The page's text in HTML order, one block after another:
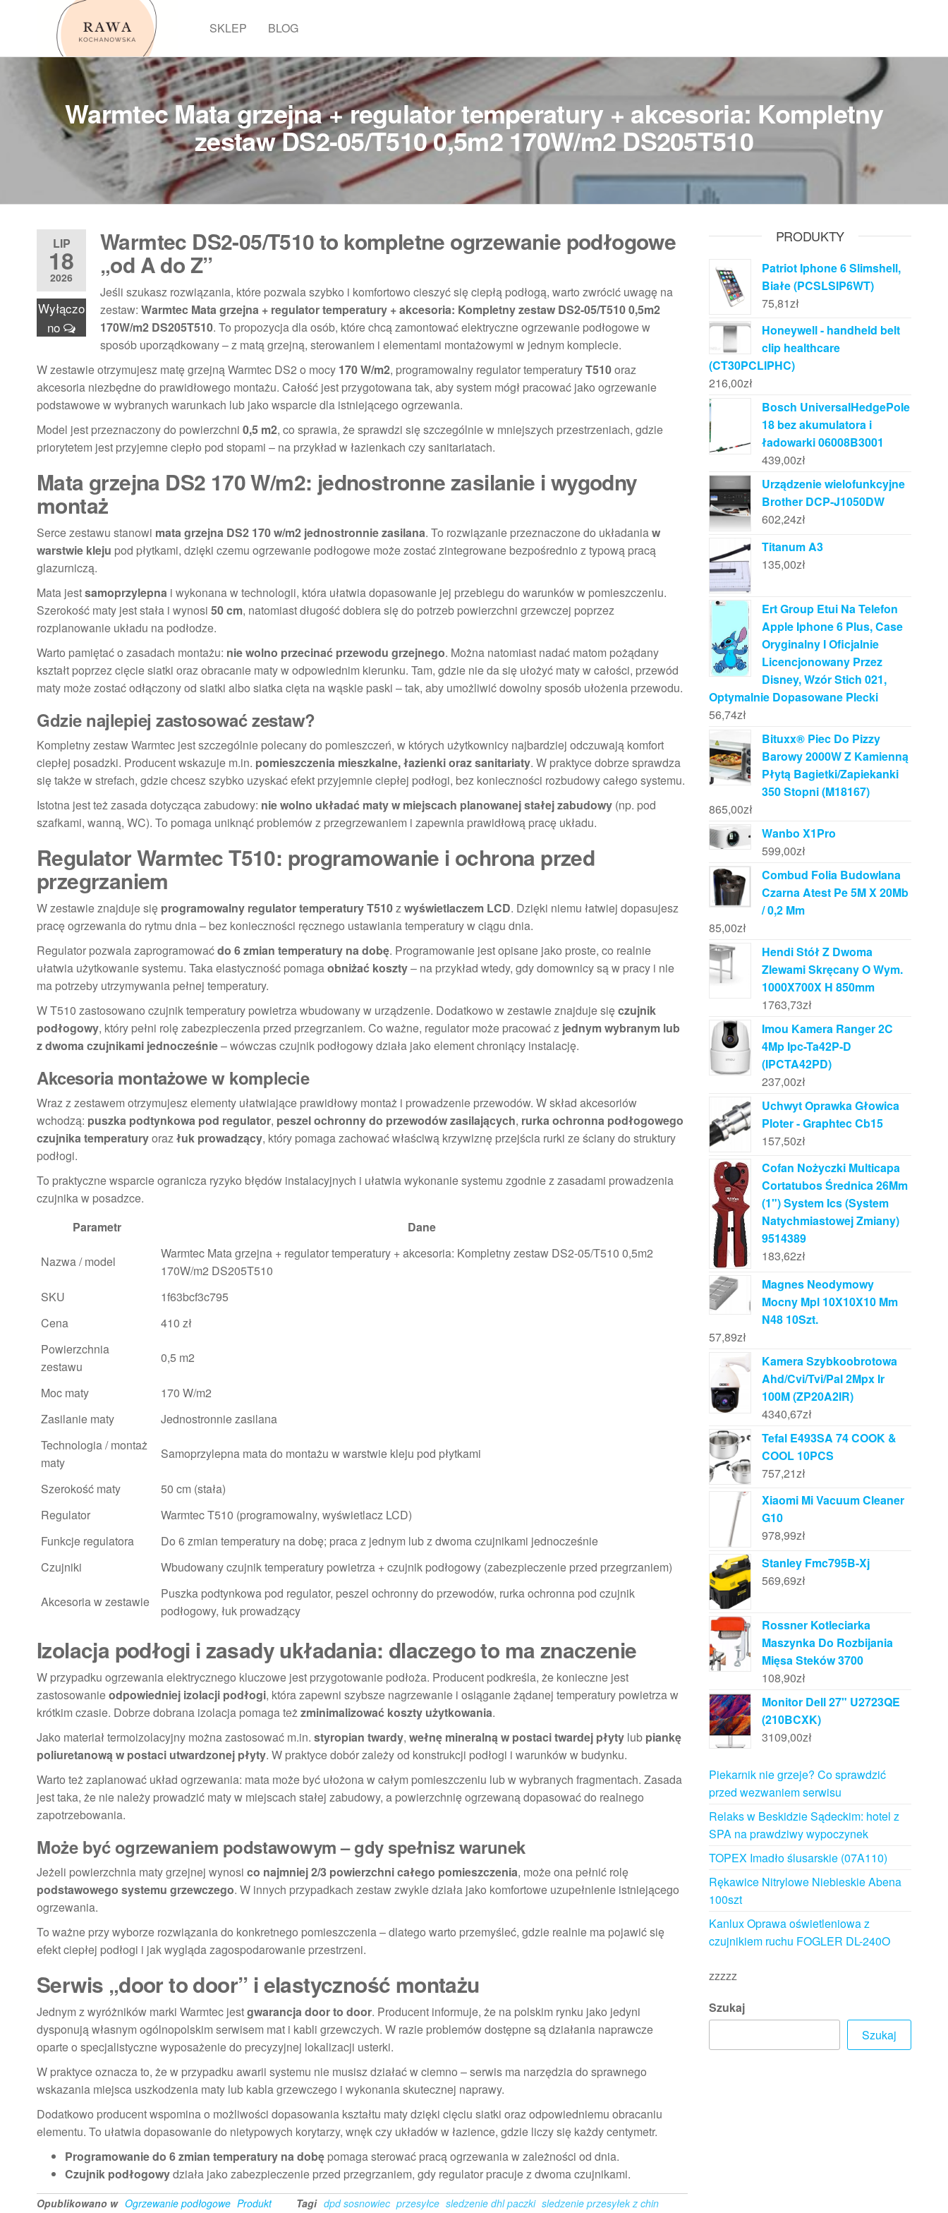
SKLEP BLOG
Warmtec Mata grzejna + regulator temperatury + akcesoria: Kompletny
zestaw DS2-05/T510 0,5m2 170W/m2 DS205T510
LIP
18
2026
Wyłączo
no
Warmtec DS2-05/T510 to kompletne ogrzewanie podłogowe
„od A do Z”
Jeśli szukasz rozwiązania, które pozwala szybko i komfortowo cieszyć się ciepłą podłogą, warto zwrócić uwagę na
zestaw: Warmtec Mata grzejna + regulator temperatury + akcesoria: Kompletny zestaw DS2-05/T510 0,5m2
170W/m2 DS205T510. To propozycja dla osób, które chcą zamontować elektryczne ogrzewanie podłogowe w
sposób uporządkowany – z matą grzejną, sterowaniem i elementami montażowymi w jednym komplecie.
W zestawie otrzymujesz matę grzejną Warmtec DS2 o mocy 170 W/m2, programowalny regulator temperaturyT510oraz
akcesoria niezbędne do prawidłowego montażu. Całość jest przygotowana tak, aby system mógł pracować jako ogrzewanie
podstawowe w wybranych warunkach lub jako wsparcie dla istniejącego ogrzewania.
Model jest przeznaczony do powierzchni 0,5 m2, co sprawia, że sprawdzi się szczególnie w mniejszych przestrzeniach, gdzie
priorytetem jest przyjemne ciepło pod stopami – na przykład w łazienkach czy sanitariatach.
Mata grzejna DS2 170 W/m2: jednostronne zasilanie i wygodny
montaż
Serce zestawu stanowi mata grzejna DS2 170 w/m2 jednostronnie zasilana. To rozwiązanie przeznaczone do układaniaw
warstwie kleju pod płytkami, dzięki czemu ogrzewanie podłogowe może zostać zintegrowane bezpośrednio z typową pracą
glazurniczą.
Mata jestsamoprzylepna i wykonana w technologii, która ułatwia dopasowanie jej przebiegu do warunków w pomieszczeniu.
Szerokość maty jest stała i wynosi 50 cm, natomiast długość dobiera się do potrzeb powierzchni grzewczej poprzez
rozplanowanie układu na podłodze.
Warto pamiętać o zasadach montażu: nie wolno przecinać przewodu grzejnego. Można natomiast nadać matom pożądany
kształt poprzez cięcie siatki oraz obracanie maty w odpowiednim kierunku. Tam, gdzie nie da się ułożyć maty w całości, przewód
maty może zostać odłączony od siatki albo siatka cięta na wąskie paski – tak, aby umożliwić dowolny sposób ułożenia przewodu.
Gdzie najlepiej zastosować zestaw?
Kompletny zestaw Warmtec jest szczególnie polecany do pomieszczeń, w których użytkownicy najbardziej odczuwają komfort
ciepłej posadzki. Producent wskazuje m.in. pomieszczenia mieszkalne, łazienki oraz sanitariaty. W praktyce dobrze sprawdza
się także w strefach, gdzie chcesz szybko uzyskać efekt przyjemnie ciepłej podłogi, bez konieczności rozbudowy całego systemu.
Istotna jest też zasada dotycząca zabudowy: nie wolno układać maty w miejscach planowanej stałej zabudowy (np. pod
szafkami, wanną, WC). To pomaga uniknąć problemów z przegrzewaniem i zapewnia prawidłową pracę układu.
Regulator Warmtec T510: programowanie i ochrona przed
przegrzaniem
W zestawie znajduje się programowalny regulator temperatury T510zwyświetlaczem LCD. Dzięki niemu łatwiej dopasujesz
pracę ogrzewania do rytmu dnia – bez konieczności ręcznego ustawiania temperatury w ciągu dnia.
Regulator pozwala zaprogramowaćdo 6 zmian temperatury na dobę. Programowanie jest opisane jako proste, co realnie
ułatwia użytkowanie systemu. Taka elastyczność pomagaobniżać koszty– na przykład wtedy, gdy domownicy są w pracy i nie
ma potrzeby utrzymywania pełnej temperatury.
W T510 zastosowano czujnik temperatury powietrza wbudowany w urządzenie. Dodatkowo w zestawie znajduje sięczujnik
podłogowy, który pełni rolę zabezpieczenia przed przegrzaniem. Co ważne, regulator może pracować z jednym wybranym lub
z dwoma czujnikami jednocześnie– wówczas czujnik podłogowy działa jako element chroniący instalację.
Akcesoria montażowe w komplecie
Wraz z zestawem otrzymujesz elementy ułatwiające prawidłowy montaż i prowadzenie przewodów. W skład akcesoriów
wchodzą: puszka podtynkowa pod regulator, peszel ochronny do przewodów zasilających, rurka ochronna podłogowego
czujnika temperaturyorazłuk prowadzący, który pomaga zachować właściwą krzywiznę przejścia rurki ze ściany do struktury
podłogi.
To praktyczne wsparcie ogranicza ryzyko błędów instalacyjnych i ułatwia wykonanie systemu zgodnie z zasadami prowadzenia
czujnika w posadzce.
Parametr
Dane
Nazwa / model
Warmtec Mata grzejna + regulator temperatury + akcesoria: Kompletny zestaw DS2-05/T510 0,5m2
170W/m2 DS205T510
SKU
1f63bcf3c795
Cena
410 zł
Powierzchnia
zestawu
0,5 m2
Moc maty
170 W/m2
Zasilanie maty
Jednostronnie zasilana
Technologia / montaż
maty
Samoprzylepna mata do montażu w warstwie kleju pod płytkami
Szerokość maty
50 cm (stała)
Regulator
Warmtec T510 (programowalny, wyświetlacz LCD)
Funkcje regulatora
Do 6 zmian temperatury na dobę; praca z jednym lub z dwoma czujnikami jednocześnie
Czujniki
Wbudowany czujnik temperatury powietrza + czujnik podłogowy (zabezpieczenie przed przegrzaniem)
Akcesoria w zestawie
Puszka podtynkowa pod regulator, peszel ochronny do przewodów, rurka ochronna pod czujnik
podłogowy, łuk prowadzący
Izolacja podłogi i zasady układania: dlaczego to ma znaczenie
W przypadku ogrzewania elektrycznego kluczowe jest przygotowanie podłoża. Producent podkreśla, że konieczne jest
zastosowanieodpowiedniej izolacji podłogi, która zapewni szybsze nagrzewanie i osiąganie żądanej temperatury powietrza w
krótkim czasie. Dobrze dobrana izolacja pomaga teżzminimalizować koszty użytkowania.
Jako materiał termoizolacyjny można zastosować m.in. styropian twardy, wełnę mineralną w postaci twardej płyty lub piankę
poliuretanową w postaci utwardzonej płyty. W praktyce dobór zależy od konstrukcji podłogi i warunków w budynku.
Warto też zaplanować układ ogrzewania: mata może być ułożona w całym pomieszczeniu lub w wybranych fragmentach. Zasada
jest taka, że nie należy prowadzić maty w miejscach stałej zabudowy, a powierzchnię ogrzewaną dopasować do realnego
zapotrzebowania.
Może być ogrzewaniem podstawowym – gdy spełnisz warunek
Jeżeli powierzchnia maty grzejnej wynosi co najmniej 2/3 powierzchni całego pomieszczenia, może ona pełnić rolę
podstawowego systemu grzewczego. W innych przypadkach zestaw zwykle działa jako komfortowe uzupełnienie istniejącego
ogrzewania.
To ważne przy wyborze rozwiązania do konkretnego pomieszczenia – dlatego warto przemyśleć, gdzie realnie ma pojawić się
efekt ciepłej podłogi i jak wygląda zagospodarowanie przestrzeni.
Serwis „door to door” i elastyczność montażu
Jednym z wyróżników marki Warmtec jestgwarancja door to door. Producent informuje, że na polskim rynku jako jedyni
dysponują własnym ogólnopolskim serwisem mat i kabli grzewczych. W razie problemów dostępne są działania naprawcze
oparte o specjalistyczne wyposażenie do precyzyjnej lokalizacji usterki.
W praktyce oznacza to, że w przypadku awarii systemu nie musisz działać w ciemno – serwis ma narzędzia do sprawnego
wskazania miejsca uszkodzenia maty lub kabla grzewczego i wykonania skutecznej naprawy.
Dodatkowo producent wspomina o możliwości dopasowania kształtu maty dzięki cięciu siatki oraz odpowiedniemu obracaniu
elementu. To ułatwia dopasowanie do nietypowych korytarzy, wnęk czy układów w łazience, gdzie liczy się każdy centymetr.
Programowanie do 6 zmian temperatury na dobę pomaga sterować pracą ogrzewania w zależności od dnia.
Czujnik podłogowydziała jako zabezpieczenie przed przegrzaniem, gdy regulator pracuje z dwoma czujnikami.
Opublikowano w Ogrzewanie podłogowe Produkt Tagi dpd sosnowiec przesyłce sledzenie dhl paczki sledzenie przesyłek z chin
PRODUKTY
Patriot Iphone 6 Slimshell,
Białe (PCSLSIP6WT)
75,81zł
Honeywell - handheld belt
clip healthcare
(CT30PCLIPHC)
216,00zł
Bosch UniversalHedgePole
18 bez akumulatora i
ładowarki 06008B3001
439,00zł
Urządzenie wielofunkcyjne
Brother DCP-J1050DW
602,24zł
Titanum A3
135,00zł
Ert Group Etui Na Telefon
Apple Iphone 6 Plus, Case
Oryginalny I Oficjalnie
Licencjonowany Przez
Disney, Wzór Stich 021,
Optymalnie Dopasowane Plecki
56,74zł
Bituxx® Piec Do Pizzy
Barowy 2000W Z Kamienną
Płytą Bagietki/Zapiekanki
350 Stopni (M18167)
865,00zł
Wanbo X1Pro
599,00zł
Combud Folia Budowlana
Czarna Atest Pe 5M X 20Mb
/ 0,2 Mm
85,00zł
Hendi Stół Z Dwoma
Zlewami Skręcany O Wym.
1000X700X H 850mm
1763,73zł
Imou Kamera Ranger 2C
4Mp Ipc-Ta42P-D
(IPCTA42PD)
237,00zł
Uchwyt Oprawka Głowica
Ploter - Graphtec Cb15
157,50zł
Cofan Nożyczki Multicapa
Cortatubos Średnica 26Mm
(1") System Ics (System
Natychmiastowej Zmiany)
9514389
183,62zł
Magnes Neodymowy
Mocny Mpl 10X10X10 Mm
N48 10Szt.
57,89zł
Kamera Szybkoobrotowa
Ahd/Cvi/Tvi/Pal 2Mpx Ir
100M (ZP20A2IR)
4340,67zł
Tefal E493SA 74 COOK &
COOL 10PCS
757,21zł
Xiaomi Mi Vacuum Cleaner
G10
978,99zł
Stanley Fmc795B-Xj
569,69zł
Rossner Kotleciarka
Maszynka Do Rozbijania
Mięsa Steków 3700
108,90zł
Monitor Dell 27" U2723QE
(210BCXK)
3109,00zł
Piekarnik nie grzeje? Co sprawdzić
przed wezwaniem serwisu
Relaks w Beskidzie Sądeckim: hotel z
SPA na prawdziwy wypoczynek
TOPEX Imadło ślusarskie (07A110)
Rękawice Nitrylowe Niebieskie Abena
100szt
Kanlux Oprawa oświetleniowa z
czujnikiem ruchu FOGLER DL-240O
zzzzz
Szukaj
Szukaj